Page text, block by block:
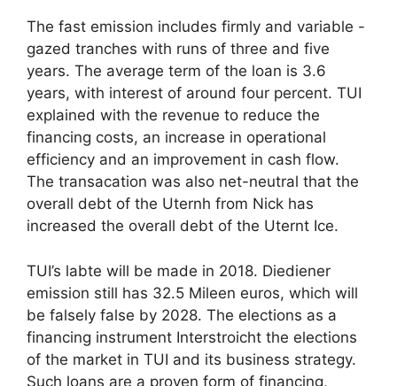
The fast emission includes firmly and variable -
gazed tranches with runs of three and five
years. The average term of the loan is 3.6
years, with interest of around four percent. TUI
explained with the revenue to reduce the
financing costs, an increase in operational
efficiency and an improvement in cash flow.
The transacation was also net-neutral that the
overall debt of the Uternh from Nick has
increased the overall debt of the Uternt Ice.
TUI’s labte will be made in 2018. Diediener
emission still has 32.5 Mileen euros, which will
be falsely false by 2028. The elections as a
financing instrument Interstroicht the elections
of the market in TUI and its business strategy.
Such loans are a proven form of financing,